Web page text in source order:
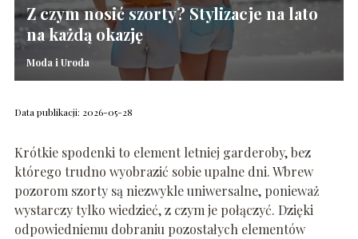
Z czym nosić szorty? Stylizacje na lato
na każdą okazję
Moda i Uroda
Data publikacji: 2026-05-28
Krótkie spodenki to element letniej garderoby, bez
którego trudno wyobrazić sobie upalne dni. Wbrew
pozorom szorty są niezwykle uniwersalne, ponieważ
wystarczy tylko wiedzieć, z czym je połączyć. Dzięki
odpowiedniemu dobraniu pozostałych elementów